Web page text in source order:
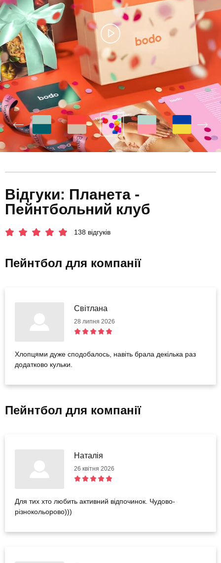
Відгуки: Планета -
Пейнтбольний клуб
138 відгуків
Пейнтбол для компанії
Світлана
28 липня 2026
Хлопцями дуже сподобалось, навіть брала декілька раз
додатково кульки.
Пейнтбол для компанії
Наталія
26 квітня 2026
Для тих хто любить активний відпочинок. Чудово-
різнокольорово)))